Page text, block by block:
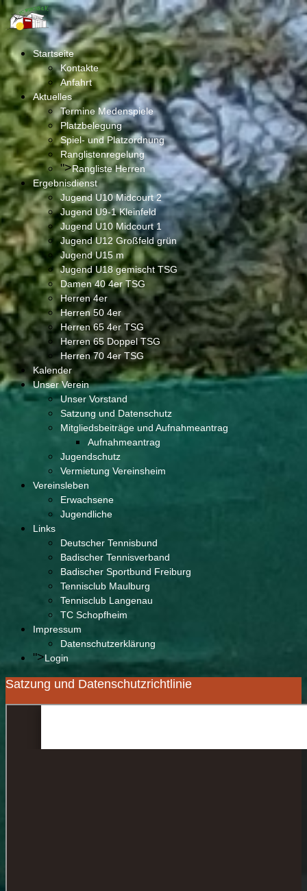
Startseite
Kontakte
Anfahrt
Aktuelles
Termine Medenspiele
Platzbelegung
Spiel- und Platzordnung
Ranglistenregelung
">Rangliste Herren
Ergebnisdienst
Jugend U10 Midcourt 2
Jugend U9-1 Kleinfeld
Jugend U10 Midcourt 1
Jugend U12 Großfeld grün
Jugend U15 m
Jugend U18 gemischt TSG
Damen 40 4er TSG
Herren 4er
Herren 50 4er
Herren 65 4er TSG
Herren 65 Doppel TSG
Herren 70 4er TSG
Kalender
Unser Verein
Unser Vorstand
Satzung und Datenschutz
Mitgliedsbeiträge und Aufnahmeantrag
Aufnahmeantrag
Jugendschutz
Vermietung Vereinsheim
Vereinsleben
Erwachsene
Jugendliche
Links
Deutscher Tennisbund
Badischer Tennisverband
Badischer Sportbund Freiburg
Tennisclub Maulburg
Tennisclub Langenau
TC Schopfheim
Impressum
Datenschutzerklärung
">Login
Satzung und Datenschutzrichtlinie